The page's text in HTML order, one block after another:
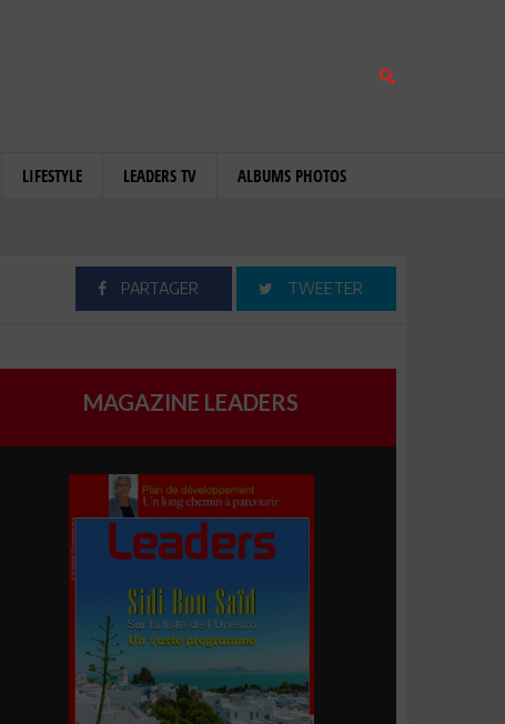
LIFESTYLE LEADERS TV ALBUMS PHOTOS
PARTAGER TWEETER
MAGAZINE LEADERS